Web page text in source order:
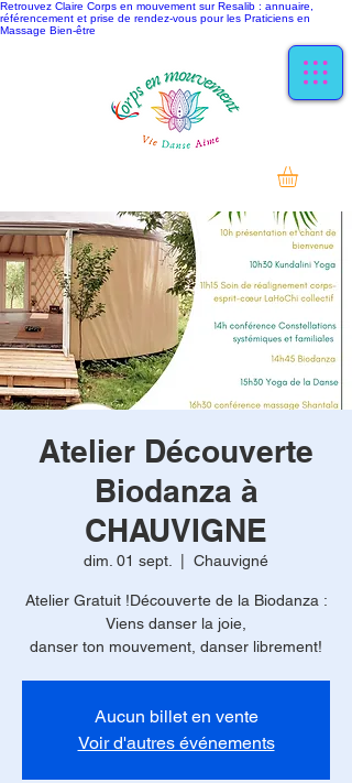
Retrouvez Claire Corps en mouvement sur Resalib : annuaire,
référencement et prise de rendez-vous pour les Praticiens en
Massage Bien-être
Atelier Découverte
Biodanza à
CHAUVIGNE
dim. 01 sept. Chauvigné
Atelier Gratuit !Découverte de la Biodanza :
Viens danser la joie,
danser ton mouvement, danser librement!
Aucun billet en vente
Voir d'autres événements